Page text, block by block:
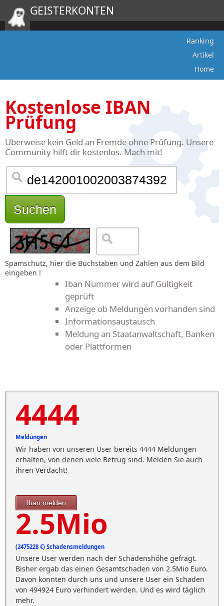
GEISTERKONTEN
Ranking
Artikel
Home
Kostenlose IBAN
Prüfung
Überweise kein Geld an Fremde ohne Prüfung. Unsere
Community hilft dir kostenlos. Mach mit!
Suchen
Spamschutz, hier die Buchstaben und Zahlen aus dem Bild
eingeben !
Iban Nummer wird auf Gültigkeit
geprüft
Anzeige ob Meldungen vorhanden sind
Informationsaustausch
Meldung an Staatanwaltschaft, Banken
oder Plattformen
4444
Meldungen
Wir haben von unseren User bereits 4444 Meldungen
erhalten, von denen viele Betrug sind. Melden Sie auch
ihren Verdacht!
Iban melden
2.5Mio
(2475228 €) Schadensmeldungen
Unsere User werden nach der Schadenshöhe gefragt.
Bisher ergab das einen Gesamtschaden von 2.5Mio Euro.
Davon konnten durch uns und unsere User ein Schaden
von 494924 Euro verhindert werden. Und es wird täglich
mehr.